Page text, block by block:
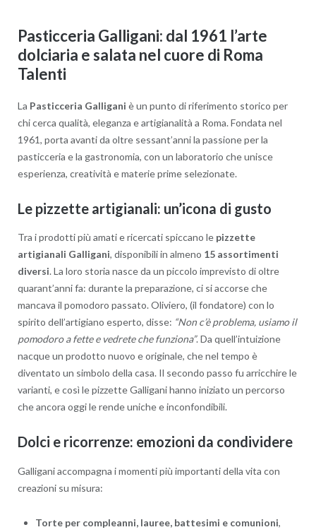
Pasticceria Galligani: dal 1961 l’arte
dolciaria e salata nel cuore di Roma
Talenti
La Pasticceria Galligani è un punto di riferimento storico per
chi cerca qualità, eleganza e artigianalità a Roma. Fondata nel
1961, porta avanti da oltre sessant’anni la passione per la
pasticceria e la gastronomia, con un laboratorio che unisce
esperienza, creatività e materie prime selezionate.
Le pizzette artigianali: un’icona di gusto
Tra i prodotti più amati e ricercati spiccano le pizzette
artigianali Galligani, disponibili in almeno 15 assortimenti
diversi. La loro storia nasce da un piccolo imprevisto di oltre
quarant’anni fa: durante la preparazione, ci si accorse che
mancava il pomodoro passato. Oliviero, (il fondatore) con lo
spirito dell’artigiano esperto, disse: “Non c’è problema, usiamo il
pomodoro a fette e vedrete che funziona”. Da quell’intuizione
nacque un prodotto nuovo e originale, che nel tempo è
diventato un simbolo della casa. Il secondo passo fu arricchire le
varianti, e così le pizzette Galligani hanno iniziato un percorso
che ancora oggi le rende uniche e inconfondibili.
Dolci e ricorrenze: emozioni da condividere
Galligani accompagna i momenti più importanti della vita con
creazioni su misura:
Torte per compleanni, lauree, battesimi e comunioni,